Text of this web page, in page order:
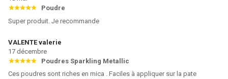
Poudre
Super produit. Je recommande
VALENTE valerie
17 décembre
Poudres Sparkling Metallic
Ces poudres sont riches en mica . Faciles à appliquer sur la pate